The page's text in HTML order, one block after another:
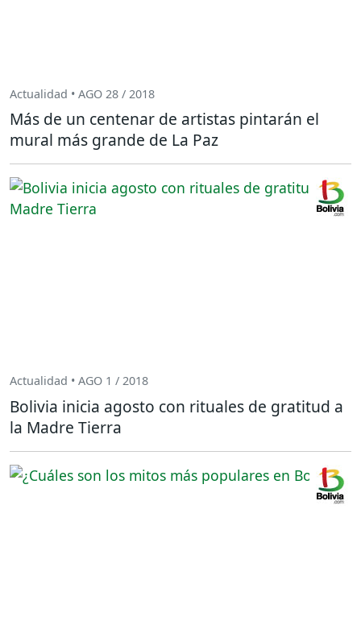
Actualidad • AGO 28 / 2018
Más de un centenar de artistas pintarán el
mural más grande de La Paz
Actualidad • AGO 1 / 2018
Bolivia inicia agosto con rituales de gratitud a
la Madre Tierra